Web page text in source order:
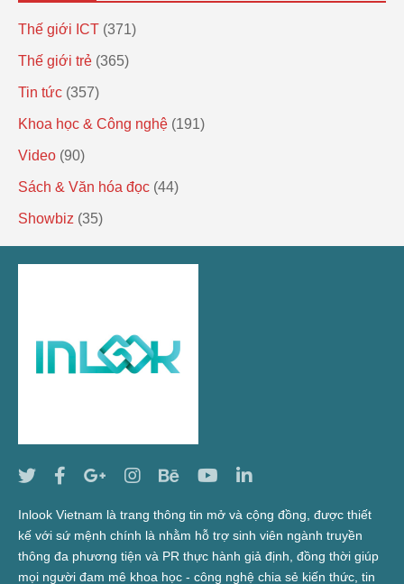
Thế giới ICT (371)
Thế giới trẻ (365)
Tin tức (357)
Khoa học & Công nghệ (191)
Video (90)
Sách & Văn hóa đọc (44)
Showbiz (35)
Inlook Vietnam là trang thông tin mở và cộng đồng, được thiết
kế với sứ mệnh chính là nhằm hỗ trợ sinh viên ngành truyền
thông đa phương tiện và PR thực hành giả định, đồng thời giúp
mọi người đam mê khoa học - công nghệ chia sẻ kiến thức, tin